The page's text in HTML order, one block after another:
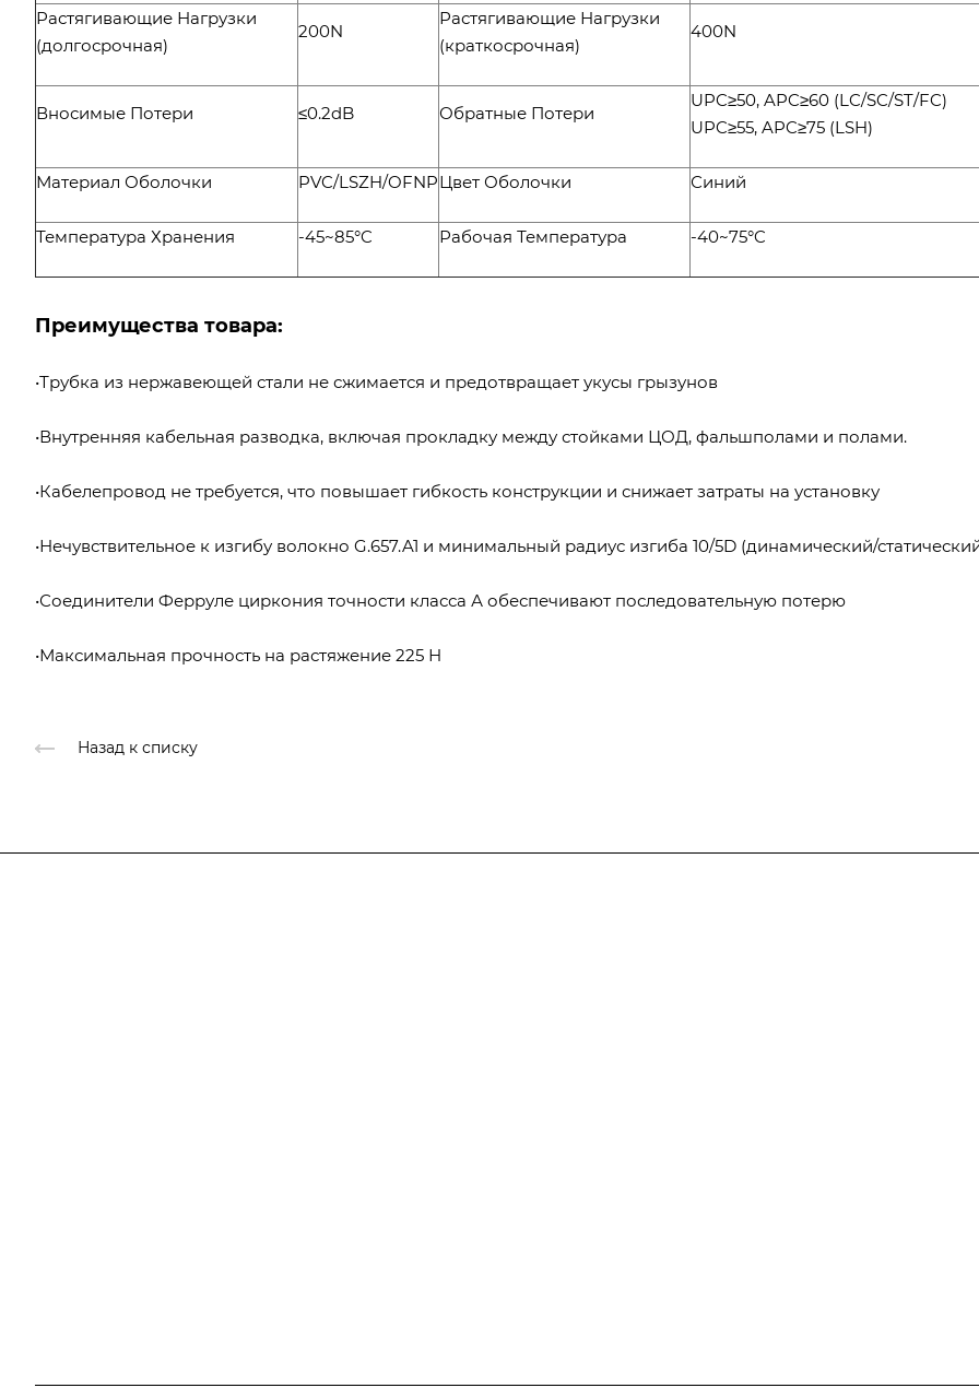
Растягивающие Нагрузки
(долгосрочная)
200N
Растягивающие Нагрузки
(краткосрочная)
400N
Вносимые Потери ≤0.2dB Обратные Потери
UPC≥50, APC≥60 (LC/SC/ST/FC)
UPC≥55, APC≥75 (LSH)
Материал Оболочки PVC/LSZH/OFNPЦвет Оболочки Синий
Температура Хранения -45~85°C Рабочая Температура -40~75°C
Преимущества товара:
•Трубка из нержавеющей стали не сжимается и предотвращает укусы грызунов
•Внутренняя кабельная разводка, включая прокладку между стойками ЦОД, фальшполами и полами.
•Кабелепровод не требуется, что повышает гибкость конструкции и снижает затраты на установку
•Нечувствительное к изгибу волокно G.657.A1 и минимальный радиус изгиба 10/5D (динамический/
•Соединители Ферруле циркония точности класса А обеспечивают последовательную потерю
•Максимальная прочность на растяжение 225 Н
Назад к списку